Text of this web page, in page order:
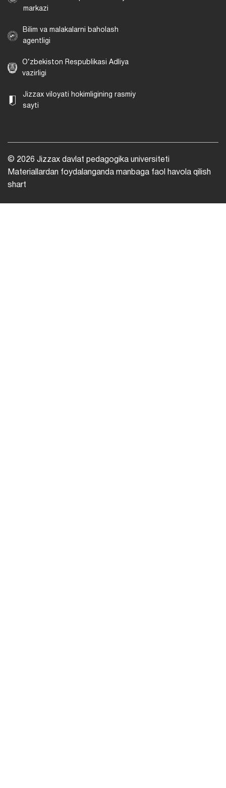
markazi
Bilim va malakalarni baholash
agentligi
O‘zbekiston Respublikasi Adliya
vazirligi
Jizzax viloyati hokimligining rasmiy
sayti
© 2026 Jizzax davlat pedagogika universiteti
Materiallardan foydalanganda manbaga faol havola qilish
shart